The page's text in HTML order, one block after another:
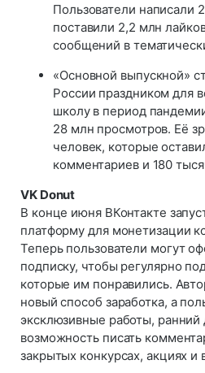
Пользователи написали
поставили 2,2 млн
сообщений в
«Основной выпускной»
России праздником для
школу в период
28 млн просмотров. Её
человек, которые
комментариев и 180
VK Donut
В конце июня ВКонтакте
платформу для монетизации
Теперь пользователи могут
подписку, чтобы регулярно
которые им понравились.
новый способ заработка, а
эксклюзивные работы, ранний
возможность писать
закрытых конкурсах, акциях и